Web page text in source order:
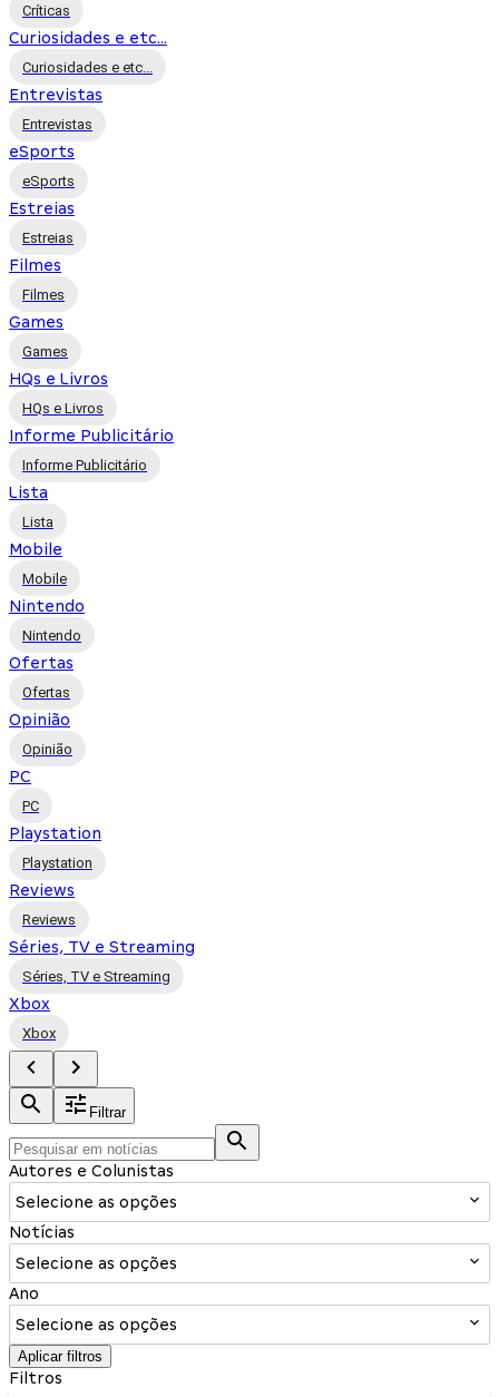
Críticas
Curiosidades e etc...
Curiosidades e etc...
Entrevistas
Entrevistas
eSports
eSports
Estreias
Estreias
Filmes
Filmes
Games
Games
HQs e Livros
HQs e Livros
Informe Publicitário
Informe Publicitário
Lista
Lista
Mobile
Mobile
Nintendo
Nintendo
Ofertas
Ofertas
Opinião
Opinião
PC
PC
Playstation
Playstation
Reviews
Reviews
Séries, TV e Streaming
Séries, TV e Streaming
Xbox
Xbox
Filtrar
Autores e Colunistas
Selecione as opções
Notícias
Selecione as opções
Ano
Selecione as opções
Aplicar filtros
Filtros